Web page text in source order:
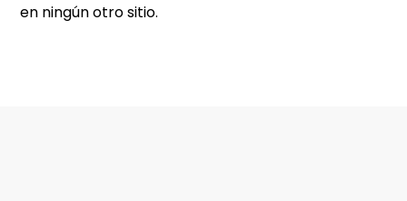
en ningún otro sitio.